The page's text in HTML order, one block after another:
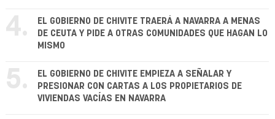
4.
EL GOBIERNO DE CHIVITE TRAERÁ A NAVARRA A MENAS
DE CEUTA Y PIDE A OTRAS COMUNIDADES QUE HAGAN LO
MISMO
5.
EL GOBIERNO DE CHIVITE EMPIEZA A SEÑALAR Y
PRESIONAR CON CARTAS A LOS PROPIETARIOS DE
VIVIENDAS VACÍAS EN NAVARRA